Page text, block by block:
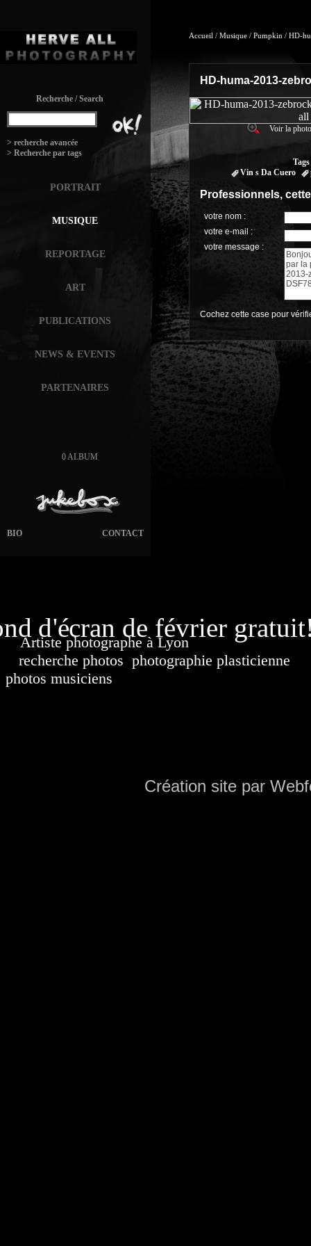
Recherche / Search
> recherche avancée
> Recherche par tags
PORTRAIT
MUSIQUE
REPORTAGE
ART
PUBLICATIONS
NEWS & EVENTS
PARTENAIRES
0 ALBUM
CONTACT
BIO
Accueil / Musique / Pumpkin / HD-
HD-huma-2013-
Voir la
Vin s Da Cuero
Professionnels,
votre nom :
votre e-mail :
votre message :
Cochez cette case pour
d'écran de février
Artiste photographe à LyonFrance. Banque
recherche photos photographie plasticienne
photos musiciens
Création site par